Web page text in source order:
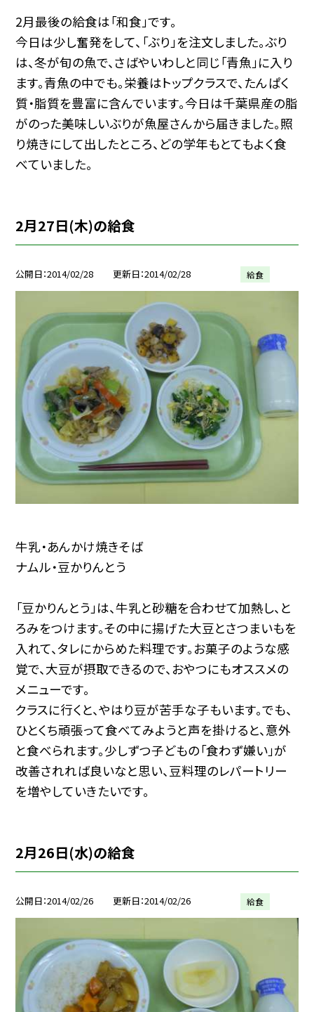
2月最後の給食は「和食」です。
今日は少し奮発をして、「ぶり」を注文しました。ぶり
は、冬が旬の魚で、さばやいわしと同じ「青魚」に入り
ます。青魚の中でも。栄養はトップクラスで、たんぱく
質・脂質を豊富に含んでいます。今日は千葉県産の脂
がのった美味しいぶりが魚屋さんから届きました。照
り焼きにして出したところ、どの学年もとてもよく食
べていました。
2月27日(木)の給食
公開日 2014/02/28 更新日 2014/02/28 給食
牛乳・あんかけ焼きそば
ナムル・豆かりんとう
「豆かりんとう」は、牛乳と砂糖を合わせて加熱し、と
ろみをつけます。その中に揚げた大豆とさつまいもを
入れて、タレにからめた料理です。お菓子のような感
覚で、大豆が摂取できるので、おやつにもオススメの
メニューです。
クラスに行くと、やはり豆が苦手な子もいます。でも、
ひとくち頑張って食べてみようと声を掛けると、意外
と食べられます。少しずつ子どもの「食わず嫌い」が
改善されれば良いなと思い、豆料理のレパートリー
を増やしていきたいです。
2月26日(水)の給食
公開日 2014/02/26 更新日 2014/02/26 給食